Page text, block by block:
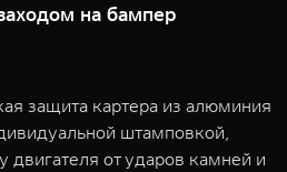
на бампер
защита картера из алюминия
штамповкой,
двигателя от ударов камней и